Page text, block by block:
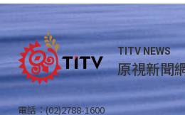
TITV NEWS
原視新聞
電話：(02)2788-1600